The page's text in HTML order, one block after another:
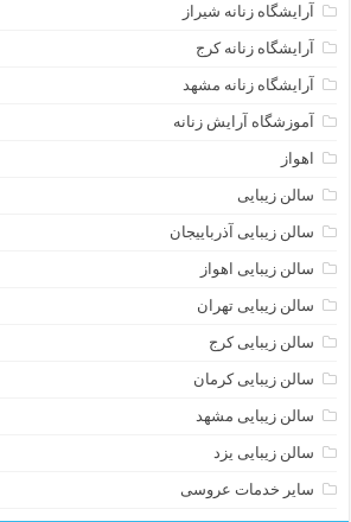
آرایشگاه زنانه شیراز
آرایشگاه زنانه کرج
آرایشگاه زنانه مشهد
آموزشگاه آرایش زنانه
اهواز
سالن زیبایی
سالن زیبایی آذرباییجان
سالن زیبایی اهواز
سالن زیبایی تهران
سالن زیبایی کرج
سالن زیبایی کرمان
سالن زیبایی مشهد
سالن زیبایی یزد
سایر خدمات عروسی